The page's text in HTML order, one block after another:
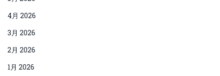
4月 2026
3月 2026
2月 2026
1月 2026